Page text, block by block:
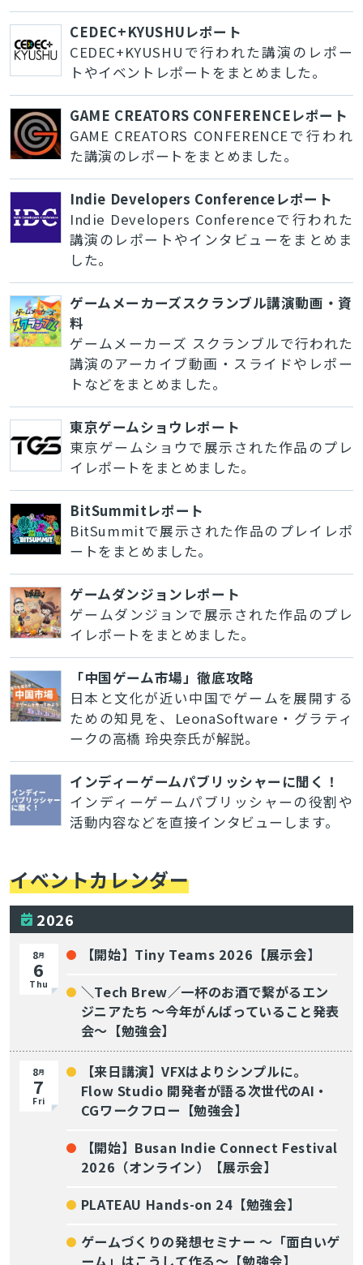
CEDEC+KYUSHUレポート
CEDEC+KYUSHUで行われた講演のレポー
トやイベントレポートをまとめました。
GAME CREATORS CONFERENCEレポート
GAME CREATORS CONFERENCEで行われ
た講演のレポートをまとめました。
Indie Developers Conferenceレポート
Indie Developers Conferenceで行われた
講演のレポートやインタビューをまとめま
した。
ゲームメーカーズスクランブル講演動画・資
料
ゲームメーカーズ スクランブルで行われた
講演のアーカイブ動画・スライドやレポー
トなどをまとめました。
東京ゲームショウレポート
東京ゲームショウで展示された作品のプレ
イレポートをまとめました。
BitSummitレポート
BitSummitで展示された作品のプレイレポ
ートをまとめました。
ゲームダンジョンレポート
ゲームダンジョンで展示された作品のプレ
イレポートをまとめました。
「中国ゲーム市場」徹底攻略
日本と文化が近い中国でゲームを展開する
ための知見を、LeonaSoftware・グラティ
ークの高橋 玲央奈氏が解説。
インディーゲームパブリッシャーに聞く！
インディーゲームパブリッシャーの役割や
活動内容などを直接インタビューします。
イベントカレンダー
2026
8月
6
Thu
【開始】Tiny Teams 2026【展示会】
＼Tech Brew／一杯のお酒で繋がるエン
ジニアたち 〜今年がんばっていること発表
会〜【勉強会】
8月
7
Fri
【来日講演】VFXはよりシンプルに。
Flow Studio 開発者が語る次世代のAI・
CGワークフロー【勉強会】
【開始】Busan Indie Connect Festival
2026（オンライン）【展示会】
PLATEAU Hands-on 24【勉強会】
ゲームづくりの発想セミナー ～「面白いゲ
ーム」はこうして作る～【勉強会】